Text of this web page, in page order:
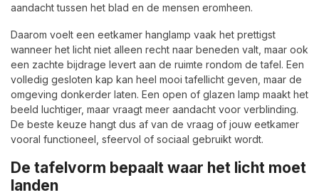
aandacht tussen het blad en de mensen eromheen.
Daarom voelt een eetkamer hanglamp vaak het prettigst
wanneer het licht niet alleen recht naar beneden valt, maar ook
een zachte bijdrage levert aan de ruimte rondom de tafel. Een
volledig gesloten kap kan heel mooi tafellicht geven, maar de
omgeving donkerder laten. Een open of glazen lamp maakt het
beeld luchtiger, maar vraagt meer aandacht voor verblinding.
De beste keuze hangt dus af van de vraag of jouw eetkamer
vooral functioneel, sfeervol of sociaal gebruikt wordt.
De tafelvorm bepaalt waar het licht moet
landen